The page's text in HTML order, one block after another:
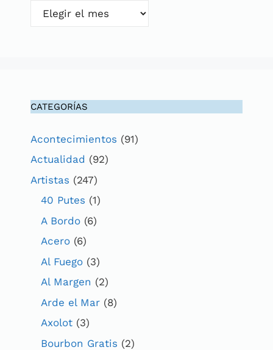
Archivos
CATEGORÍAS
Acontecimientos (91)
Actualidad (92)
Artistas (247)
40 Putes (1)
A Bordo (6)
Acero (6)
Al Fuego (3)
Al Margen (2)
Arde el Mar (8)
Axolot (3)
Bourbon Gratis (2)